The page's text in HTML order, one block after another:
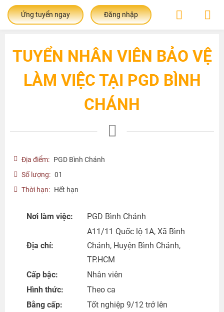
Ứng tuyển ngay Đăng nhập
TUYỂN NHÂN VIÊN BẢO VỆ
LÀM VIỆC TẠI PGD BÌNH
CHÁNH
Địa điểm: PGD Bình Chánh
Số lượng: 01
Thời hạn: Hết hạn
Nơi làm việc: PGD Bình Chánh
Địa chỉ:
A11/11 Quốc lộ 1A, Xã Bình
Chánh, Huyện Bình Chánh,
TP.HCM
Cấp bậc:
Nhân viên
Hình thức:
Theo ca
Bằng cấp:
Tốt nghiệp 9/12 trở lên